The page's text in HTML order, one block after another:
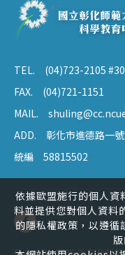
TEL. (04)723-2105
FAX. (04)721-1151
MAIL.
ADD. 彰化市進德路一號
統編 58815502
依據歐盟施行的個人資
料並提供您對個人資料
的隱私權政策，以遵循